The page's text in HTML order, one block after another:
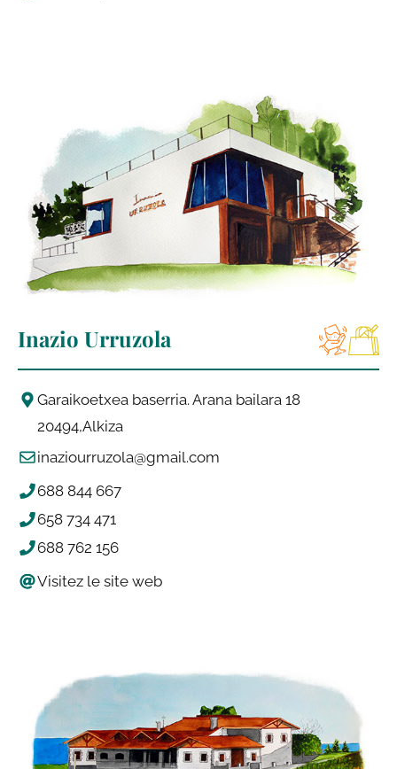
Inazio Urruzola
Garaikoetxea baserria. Arana bailara 18
20494 Alkiza
inaziourruzola@gmail.com
688 844 667
658 734 471
688 762 156
Visitez le site web